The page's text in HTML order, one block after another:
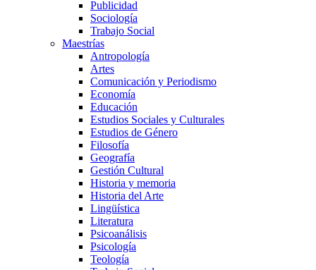
Publicidad
Sociología
Trabajo Social
Maestrías
Antropología
Artes
Comunicación y Periodismo
Economía
Educación
Estudios Sociales y Culturales
Estudios de Género
Filosofía
Geografía
Gestión Cultural
Historia y memoria
Historia del Arte
Lingüística
Literatura
Psicoanálisis
Psicología
Teología